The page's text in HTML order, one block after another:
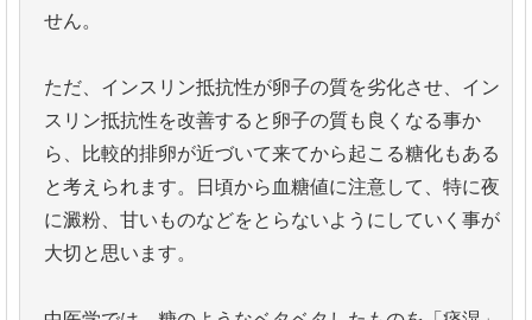
せん。
ただ、インスリン抵抗性が卵子の質を劣化させ、イン
スリン抵抗性を改善すると卵子の質も良くなる事か
ら、比較的排卵が近づいて来てから起こる糖化もある
と考えられます。日頃から血糖値に注意して、特に夜
に澱粉、甘いものなどをとらないようにしていく事が
大切と思います。